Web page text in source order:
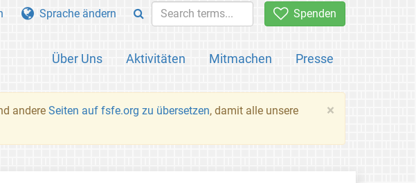
Spenden
Über Uns Aktivitäten Mitmachen Presse
Sprache ändern
×
andere Seiten auf fsfe.org zu übersetzen, damit alle unsere